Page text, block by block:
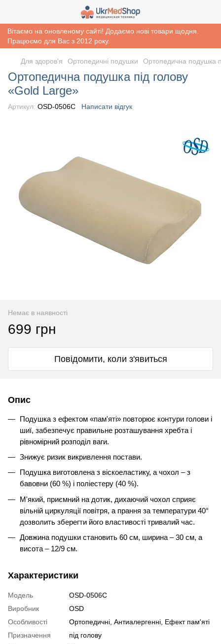
Вітаємо на оновленому сайті! Додаємо нові товари щодня.
Працюємо для Вас з 2012 року.
Для здоров'я Ортопедичні подушки Ортопедична подушка
Ортопедична подушка під голову
«Gold Large»
Артикул: OSD-0506C Написати відгук
Немає в наявності
699 грн
Повідомити, коли з'явиться
Опис
Подушка з ефектом «пам'яті» повторює контури голови і
шиї, забезпечує правильне розташування хребта і
рівномірний розподіл ваги.
Знижує ризик викривлення постави.
Подушка виготовлена з віскоеластику, а чохол – з
бавовни (60 %) і поліестеру (40 %).
М'який, приємний на дотик, дихаючий чохол сприяє
вільній циркуляції повітря, а прання за температури 40°
дозволить зберегти його властивості тривалий час.
Довжина подушки становить 60 см, ширина – 30 см, а
висота – 12/9 см.
Характеристики
Модель
OSD-0506C
Виробник
OSD
Особливості
Ортопедичні Антиалергенні Ефект пам'яті
Призначення
під голову